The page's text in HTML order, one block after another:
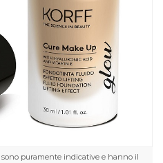
puramente indicative e hanno il